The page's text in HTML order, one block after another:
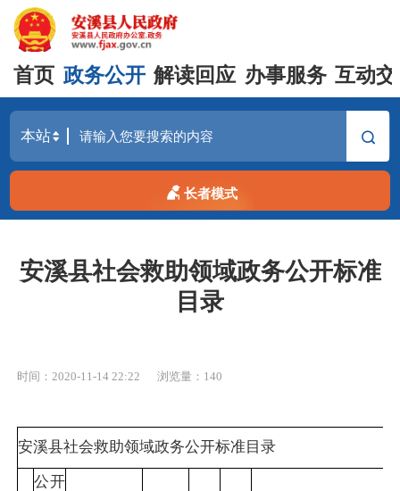
首页 政务公开 解读回应 办事服务 互动
长者模式
安溪县社会救助领域政务公开标准
目录
时间：2020-11-14 22:22 浏览量： 140
安溪县社会救助领域政务公开标准目录
公开